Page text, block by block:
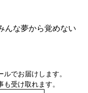
んな夢から覚めない
でお届けします。
受け取れます。